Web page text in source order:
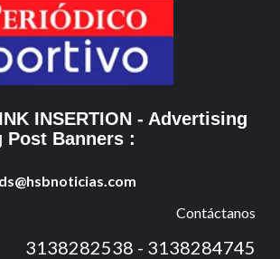
INSERTION - Advertising
Post Banners :
Contáctanos
3138282538 - 3138284745